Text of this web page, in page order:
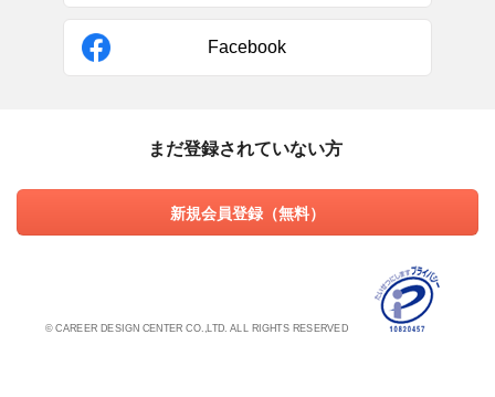
Facebook
まだ登録されていない方
新規会員登録（無料）
© CAREER DESIGN CENTER CO.,LTD. ALL RIGHTS RESERVED